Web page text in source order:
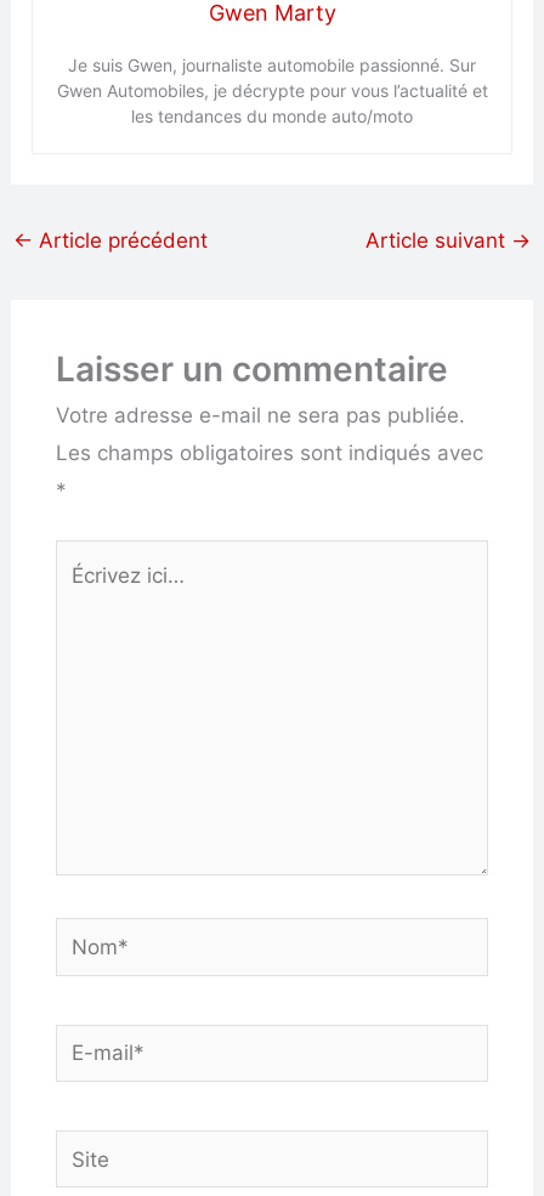
Gwen Marty
Je suis Gwen, journaliste automobile passionné. Sur
Gwen Automobiles, je décrypte pour vous l’actualité et
les tendances du monde auto/moto
← Article précédent Article suivant →
Laisser un commentaire
Votre adresse e-mail ne sera pas publiée.
Les champs obligatoires sont indiqués avec
*
Écrivez
Nom*
E-
mail*
Site